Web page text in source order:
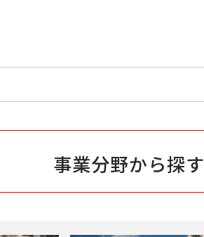
事業分野から探す